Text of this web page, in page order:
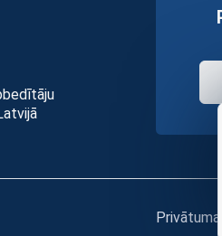
Privātuma